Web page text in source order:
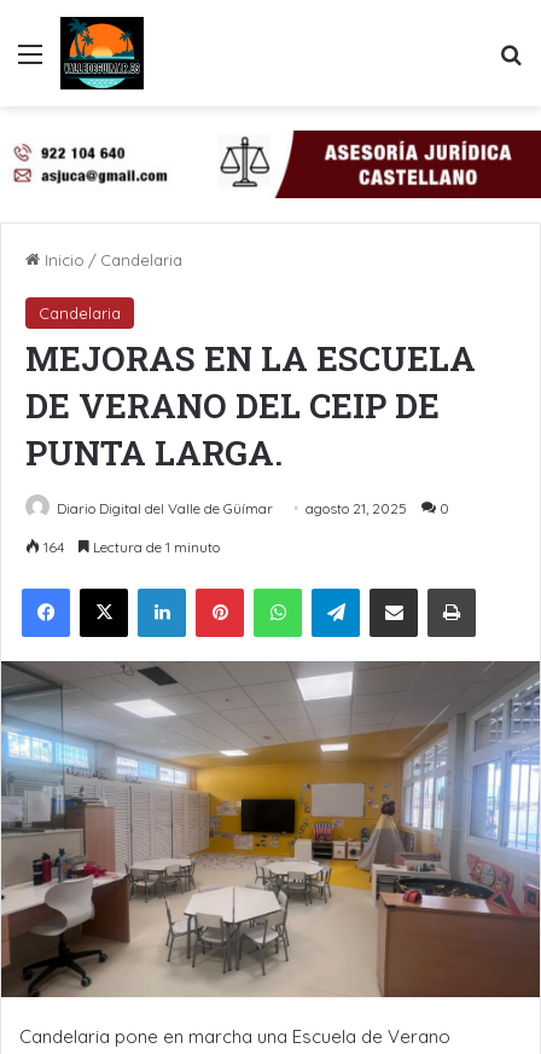
Menú
Inicio / Candelaria
Candelaria
MEJORAS EN LA ESCUELA
DE VERANO DEL CEIP DE
PUNTA LARGA.
Diario Digital del Valle de Güímar agosto 21, 2025 0
164 Lectura de 1 minuto
LinkedInPinterestWhatsAppTelegramCompartir por Email Imprimir
Candelaria pone en marcha una Escuela de Verano